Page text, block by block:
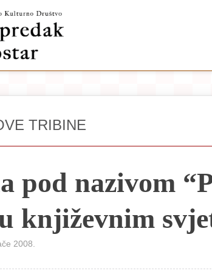
TRIBINE
pod nazivom
književnim
2008.